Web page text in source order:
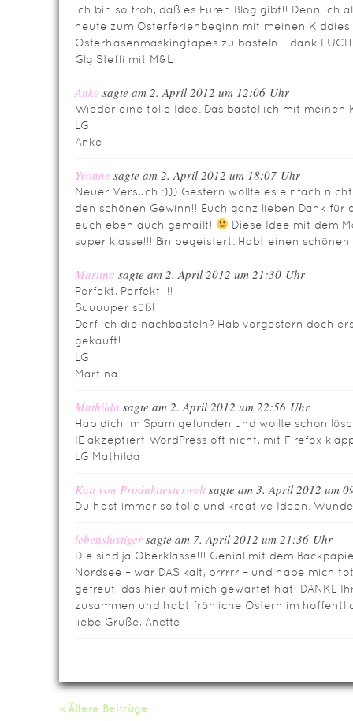
ich bin so froh, daß es Euren Blog gibt!! Denn ich
heute zum Osterferienbeginn mit meinen Kiddies
Osterhasenmaskingtapes zu basteln – dank
Glg Steffi mit M&L
Anke sagte am 2. April 2012 um 12:06 Uhr
Wieder eine tolle Idee. Das bastel ich mit meinen
LG
Anke
Yvonne sagte am 2. April 2012 um 18:07 Uhr
Neuer Versuch :))) Gestern wollte es einfach
den schönen Gewinn!! Euch ganz lieben Dank für
euch eben auch gemailt!
Diese Idee mit dem
super klasse!!! Bin begeistert. Habt einen
Martina sagte am 2. April 2012 um 21:30 Uhr
Perfekt, Perfekt!!!!
Suuuuper süß!
Darf ich die nachbasteln? Hab vorgestern doch
gekauft!
LG
Martina
Mathilda sagte am 2. April 2012 um 22:56 Uhr
Hab dich im Spam gefunden und wollte schon
IE akzeptiert WordPress oft nicht, mit Firefox
LG Mathilda
Kati von Produkttesterwelt sagte am 3. April 2012 um
Du hast immer so tolle und kreative Ideen.
lebenslustiger sagte am 7. April 2012 um 21:36 Uhr
Die sind ja Oberklasse!!! Genial mit dem
Nordsee – war DAS kalt, brrrrr – und habe mich
gefreut, das hier auf mich gewartet hat! DANKE
zusammen und habt fröhliche Ostern im
liebe Grüße, Anette
« Ältere Beiträge